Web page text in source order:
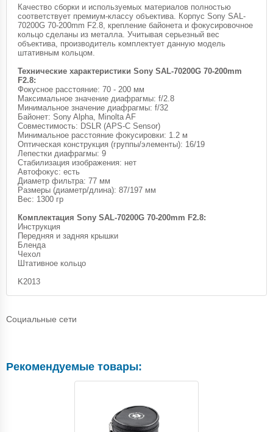
Качество сборки и используемых материалов полностью
соответствует премиум-классу объектива. Корпус Sony SAL-
70200G 70-200mm F2.8, крепление байонета и фокусировочное
кольцо сделаны из металла. Учитывая серьезный вес
объектива, производитель комплектует данную модель
штативным кольцом.
Технические характеристики Sony SAL-70200G 70-200mm
F2.8:
Фокусное расстояние: 70 - 200 мм
Максимальное значение диафрагмы: f/2.8
Минимальное значение диафрагмы: f/32
Байонет: Sony Alpha, Minolta AF
Совместимость: DSLR (APS-C Sensor)
Минимальное расстояние фокусировки: 1.2 м
Оптическая конструкция (группы/элементы): 16/19
Лепестки диафрагмы: 9
Стабилизация изображения: нет
Автофокус: есть
Диаметр фильтра: 77 мм
Размеры (диаметр/длина): 87/197 мм
Вес: 1300 гр
Комплектация Sony SAL-70200G 70-200mm F2.8:
Инструкция
Передняя и задняя крышки
Бленда
Чехол
Штативное кольцо
K2013
Социальные сети
Рекомендуемые товары: